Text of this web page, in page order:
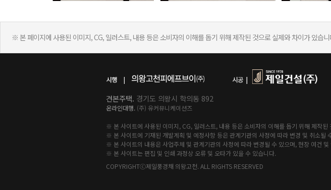
본 페이지에 사용된 이미지, CG, 일러스트, 내용 등은 소비자의 이해를 돕기 위해 제작된 것으로 실제와 차이가 있습
견본주택. 경기도 의왕시 학의동 892
온라인대행. (주) 유커뮤니케이션즈
※ 본 사이트에 사용된 이미지, CG, 일러스트, 내용 등은 소비자의 이해를 돕기 위해 제작된
※ 본 사이트에 기재된 개발계획 및 예정사항 등은 관계기관의 사정에 따라 변경 및 취소될
※ 본 사이트의 내용은 사업주체 및 관계기관의 사정에 따라 변경될 수 있으며, 현장 여건
※ 본 사이트는 편집 및 인쇄 과정상 오류 및 오타가 있을 수 있습니다.
COPYRIGHTⓒ제일풍경채 의왕고천. ALL RIGHTS RESERVED